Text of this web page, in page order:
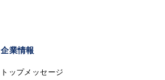
企業情報
トップメッセージ